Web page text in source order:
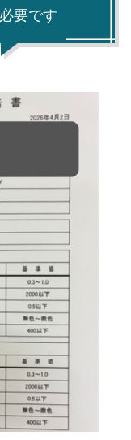
要です